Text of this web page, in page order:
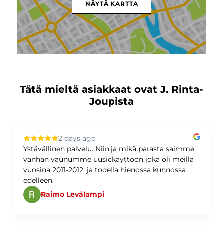
NÄYTÄ KARTTA
Tätä mieltä asiakkaat ovat J. Rinta-
Joupista
2 days ago
Ystävällinen palvelu. Niin ja mikä parasta saimme
vanhan vaunumme uusiokäyttöön joka oli meillä
vuosina 2011-2012, ja todella hienossa kunnossa
edelleen.
Raimo Levälampi